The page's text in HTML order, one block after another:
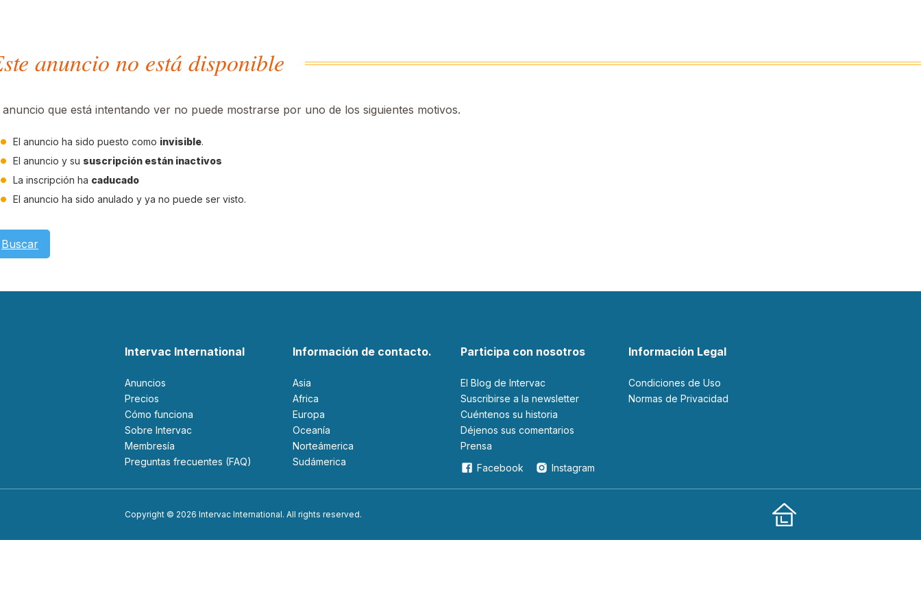
anuncio no está disponible
anuncio que está intentando ver no puede mostrarse por uno de los siguientes motivos.
El anuncio ha sido puesto como invisible.
El anuncio y su suscripción están inactivos
La inscripción ha caducado
El anuncio ha sido anulado y ya no puede ser visto.
Buscar
Intervac International
Anuncios
Precios
Cómo funciona
Sobre Intervac
Membresía
Preguntas frecuentes (FAQ)
Información de contacto.
Asia
Africa
Europa
Oceanía
Norteámerica
Sudámerica
Participa con nosotros
El Blog de Intervac
Suscribirse a la newsletter
Cuéntenos su historia
Déjenos sus comentarios
Prensa
Facebook
Instagram
Información Legal
Condiciones de Uso
Normas de Privacidad
Copyright © 2026 Intervac International. All rights reserved.